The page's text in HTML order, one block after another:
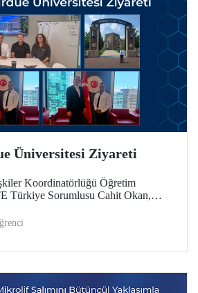
Üniversitesi Ziyareti
Koordinatörlüğü Öğretim
Türkiye Sorumlusu Cahit Okan,
dünyanın önde gelen